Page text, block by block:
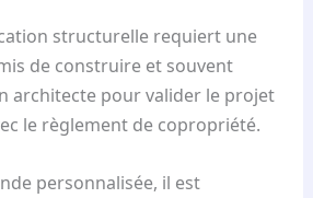
structurelle requiert une
de construire et souvent
architecte pour valider le projet
le règlement de copropriété.
personnalisée, il est